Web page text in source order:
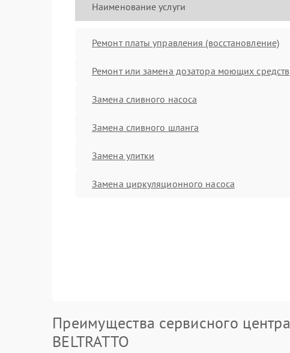
Наименование услуги
Ремонт платы управления (восстановление)
Ремонт или замена дозатора моющих средств
Замена сливного насоса
Замена сливного шланга
Замена улитки
Замена циркуляционного насоса
Преимущества сервисного центра
BELTRATTO